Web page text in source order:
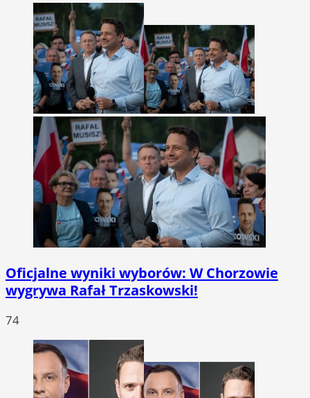
Oficjalne wyniki wyborów: W Chorzowie
wygrywa Rafał Trzaskowski!
74